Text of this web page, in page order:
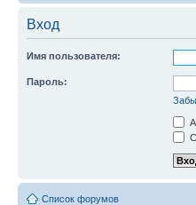
Вход
Имя пользователя:
Пароль:
Список форумов